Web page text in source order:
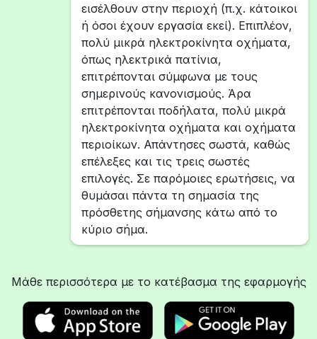
εισέλθουν στην περιοχή (π.χ. κάτοικοι
ή όσοι έχουν εργασία εκεί). Επιπλέον,
πολύ μικρά ηλεκτροκίνητα οχήματα,
όπως ηλεκτρικά πατίνια,
επιτρέπονται σύμφωνα με τους
σημερινούς κανονισμούς. Άρα
επιτρέπονται ποδήλατα, πολύ μικρά
ηλεκτροκίνητα οχήματα και οχήματα
περιοίκων. Απάντησες σωστά, καθώς
επέλεξες και τις τρεις σωστές
επιλογές. Σε παρόμοιες ερωτήσεις, να
θυμάσαι πάντα τη σημασία της
πρόσθετης σήμανσης κάτω από το
κύριο σήμα.
Μάθε περισσότερα με το κατέβασμα της εφαρμογής